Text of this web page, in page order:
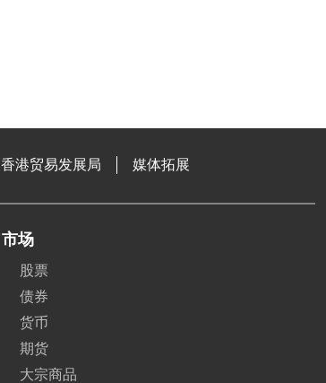
香港贸易发展局 媒体拓展
市场
股票
债券
货币
期货
大宗商品